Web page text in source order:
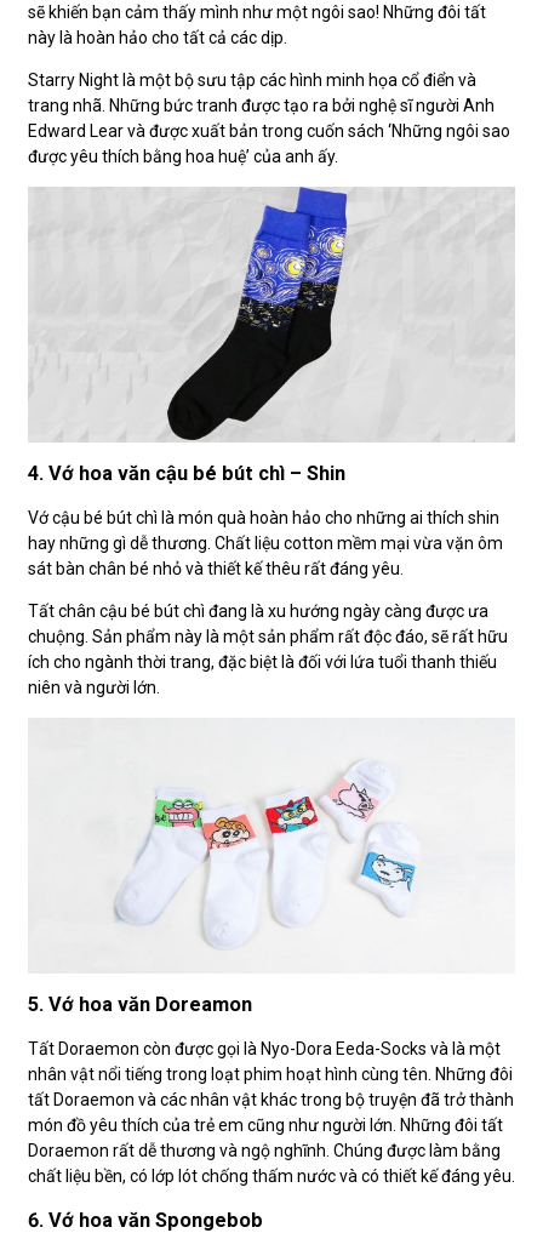
sẽ khiến bạn cảm thấy mình như một ngôi sao! Những đôi tất
này là hoàn hảo cho tất cả các dịp.
Starry Night là một bộ sưu tập các hình minh họa cổ điển và
trang nhã. Những bức tranh được tạo ra bởi nghệ sĩ người Anh
Edward Lear và được xuất bản trong cuốn sách ‘Những ngôi sao
được yêu thích bằng hoa huệ’ của anh ấy.
4. Vớ hoa văn cậu bé bút chì – Shin
Vớ cậu bé bút chì là món quà hoàn hảo cho những ai thích shin
hay những gì dễ thương. Chất liệu cotton mềm mại vừa vặn ôm
sát bàn chân bé nhỏ và thiết kế thêu rất đáng yêu.
Tất chân cậu bé bút chì đang là xu hướng ngày càng được ưa
chuộng. Sản phẩm này là một sản phẩm rất độc đáo, sẽ rất hữu
ích cho ngành thời trang, đặc biệt là đối với lứa tuổi thanh thiếu
niên và người lớn.
5. Vớ hoa văn Doreamon
Tất Doraemon còn được gọi là Nyo-Dora Eeda-Socks và là một
nhân vật nổi tiếng trong loạt phim hoạt hình cùng tên. Những đôi
tất Doraemon và các nhân vật khác trong bộ truyện đã trở thành
món đồ yêu thích của trẻ em cũng như người lớn. Những đôi tất
Doraemon rất dễ thương và ngộ nghĩnh. Chúng được làm bằng
chất liệu bền, có lớp lót chống thấm nước và có thiết kế đáng yêu.
6. Vớ hoa văn Spongebob